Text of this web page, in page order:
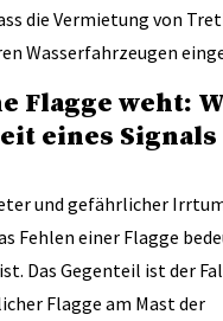
die Vermietung von
Wasserfahrzeugen
Flagge weht:
eines Signals
und gefährlicher
Fehlen einer Flagge
Das Gegenteil ist der
Flagge am Mast der